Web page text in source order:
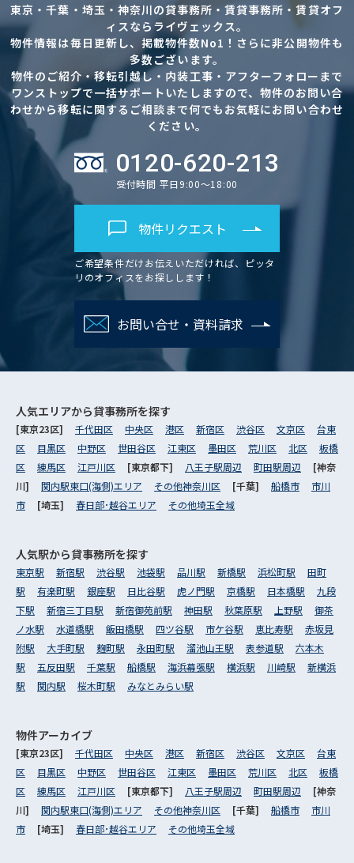
東京・千葉・埼玉・神奈川の貸事務所・賃貸事務所・賃貸オフ
ィスならライヴェックス。
物件情報は毎日更新し、掲載物件数No1！さらに非公開物件も
多数ございます。
物件のご紹介・移転引越し・内装工事・アフターフォローまで
ワンストップで一括サポートいたしますので、物件のお問い合
わせから移転に関するご相談まで何でもお気軽にお問い合わせ
ください。
0120-620-213
受付時間 平日9:00～18:00
物件リクエスト
ご希望条件だけお伝えいただければ、ピッタ
リのオフィスをお探しします！
お問い合せ・資料請求
人気エリアから貸事務所を探す
[東京23区] 千代田区 中央区 港区 新宿区 渋谷区 文京区
台東
区
目黒区 中野区 世田谷区 江東区 墨田区 荒川区 北区
板橋
区
練馬区 江戸川区 [東京都下] 八王子駅周辺 町田駅周辺
[神奈
川] 関内駅東口(海側)エリア その他神奈川区 [千葉] 船橋市
市川
市
[埼玉] 春日部･越谷エリア その他埼玉全域
人気駅から貸事務所を探す
東京駅 新宿駅 渋谷駅 池袋駅 品川駅 新橋駅 浜松町駅
田町
駅
有楽町駅 銀座駅 日比谷駅 虎ノ門駅 京橋駅 日本橋駅
九段
下駅
新宿三丁目駅 新宿御苑前駅 神田駅 秋葉原駅 上野駅
御茶
ノ水駅
水道橋駅 飯田橋駅 四ツ谷駅 市ケ谷駅 恵比寿駅
赤坂見
附駅
大手町駅 麹町駅 永田町駅 溜池山王駅 表参道駅
六本木
駅
五反田駅 千葉駅 船橋駅 海浜幕張駅 横浜駅 川崎駅
新横浜
駅
関内駅 桜木町駅 みなとみらい駅
物件アーカイブ
[東京23区] 千代田区 中央区 港区 新宿区 渋谷区 文京区
台東
区
目黒区 中野区 世田谷区 江東区 墨田区 荒川区 北区
板橋
区
練馬区 江戸川区 [東京都下] 八王子駅周辺 町田駅周辺
[神奈
川] 関内駅東口(海側)エリア その他神奈川区 [千葉] 船橋市
市川
市
[埼玉] 春日部･越谷エリア その他埼玉全域